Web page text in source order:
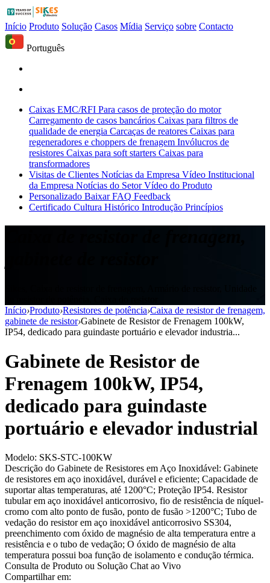
Início Produto Solução Casos Mídia Serviço sobre Contacto
Português
Caixas EMC/RFI Para casos de proteção do motor
Carregamento de casos bancários Caixas para filtros de
qualidade de energia Carcaças de reatores Caixas para
regeneradores e choppers de frenagem Invólucros de
resistores Caixas para soft starters Caixas para
transformadores
Visitas de Clientes Notícias da Empresa Vídeo Institucional
da Empresa Notícias do Setor Vídeo do Produto
Personalizado Baixar FAQ Feedback
Certificado Cultura Histórico Introdução Princípios
Início›Produto›Resistores de potência›Caixa de resistor de frenagem,
gabinete de resistor›Gabinete de Resistor de Frenagem 100kW,
IP54, dedicado para guindaste portuário e elevador industria...
Gabinete de Resistor de
Frenagem 100kW, IP54,
dedicado para guindaste
portuário e elevador industrial
Modelo: SKS-STC-100KW
Descrição do Gabinete de Resistores em Aço Inoxidável: Gabinete
de resistores em aço inoxidável, durável e eficiente; Capacidade de
suportar altas temperaturas, até 1200°C; Proteção IP54. Resistor
tubular em aço inoxidável anticorrosivo, fio de resistência de níquel-
cromo com alto ponto de fusão, ponto de fusão >1200°C; Tubo de
vedação do resistor em aço inoxidável anticorrosivo SS304,
preenchimento com óxido de magnésio de alta temperatura entre a
resistência e o tubo de vedação; O óxido de magnésio de alta
temperatura possui boa função de isolamento e condução térmica.
Consulta de Produto ou Solução Chat ao Vivo
Compartilhar em: